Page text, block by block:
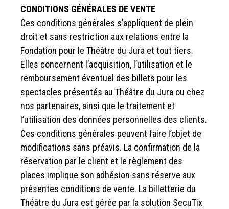
CONDITIONS GÉNÉRALES DE VENTE
Ces conditions générales s’appliquent de plein
droit et sans restriction aux relations entre la
Fondation pour le Théâtre du Jura et tout tiers.
Elles concernent l’acquisition, l’utilisation et le
remboursement éventuel des billets pour les
spectacles présentés au Théâtre du Jura ou chez
nos partenaires, ainsi que le traitement et
l’utilisation des données personnelles des clients.
Ces conditions générales peuvent faire l’objet de
modifications sans préavis. La confirmation de la
réservation par le client et le règlement des
places implique son adhésion sans réserve aux
présentes conditions de vente. La billetterie du
Théâtre du Jura est gérée par la solution SecuTix